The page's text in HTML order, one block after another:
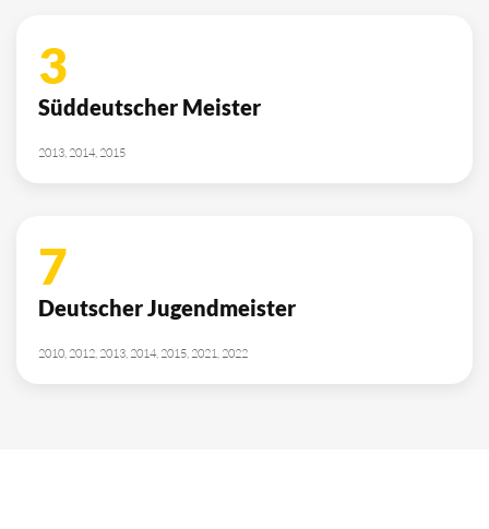
3
Süddeutscher Meister
2013, 2014, 2015
7
Deutscher Jugendmeister
2010, 2012, 2013, 2014, 2015, 2021, 2022